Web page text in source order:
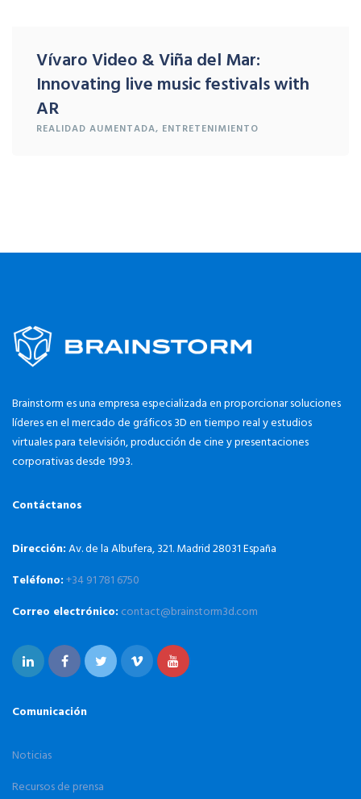
Vívaro Video & Viña del Mar:
Innovating live music festivals with
AR
REALIDAD AUMENTADA, ENTRETENIMIENTO
Brainstorm es una empresa especializada en proporcionar soluciones
líderes en el mercado de gráficos 3D en tiempo real y estudios
virtuales para televisión, producción de cine y presentaciones
corporativas desde 1993.
Contáctanos
Dirección:Av. de la Albufera, 321. Madrid 28031 España
Teléfono:+34 91 781 6750
Correo electrónico: contact@brainstorm3d.com
Comunicación
Noticias
Recursos de prensa